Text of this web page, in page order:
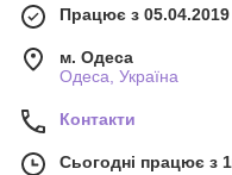
Працює з 05.04.2019
м. Одеса
Одеса, Україна
Контакти
Сьогодні працює з